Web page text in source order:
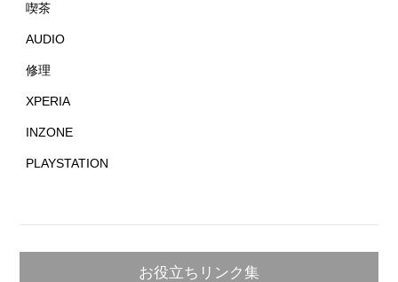
喫茶
AUDIO
修理
XPERIA
INZONE
PLAYSTATION
お役立ちリンク集